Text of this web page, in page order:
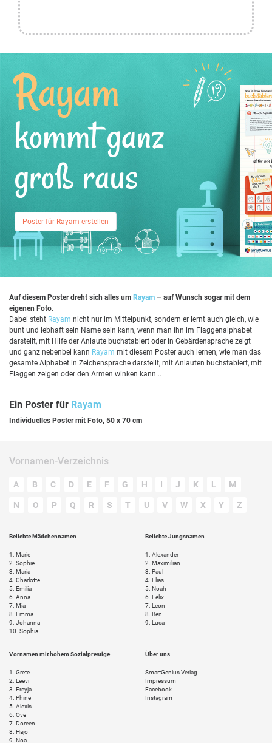
Rayam
kommt ganz
groß raus
Poster für Rayam erstellen
Auf diesem Poster dreht sich alles um Rayam – auf Wunsch sogar mit dem
eigenen Foto.
Dabei steht Rayam nicht nur im Mittelpunkt, sondern er lernt auch gleich, wie
bunt und lebhaft sein Name sein kann, wenn man ihn im Flaggenalphabet
darstellt, mit Hilfe der Anlaute buchstabiert oder in Gebärdensprache zeigt –
und ganz nebenbei kann Rayam mit diesem Poster auch lernen, wie man das
gesamte Alphabet in Zeichensprache darstellt, mit Anlauten buchstabiert, mit
Flaggen zeigen oder den Armen winken kann...
Ein Poster für Rayam
Individuelles Poster mit Foto, 50 x 70 cm
Vornamen-Verzeichnis
A B C D E F G H I J K L M
N O P Q R S T U V W X Y Z
Beliebte Mädchennamen
1. Marie
2. Sophie
3. Maria
4. Charlotte
5. Emilia
6. Anna
7. Mia
8. Emma
9. Johanna
10. Sophia
Beliebte Jungsnamen
1. Alexander
2. Maximilian
3. Paul
4. Elias
5. Noah
6. Felix
7. Leon
8. Ben
9. Luca
Vornamen mit hohem Sozialprestige
1. Grete
2. Leevi
3. Freyja
4. Phine
5. Alexis
6. Ove
7. Doreen
8. Hajo
9. Noa
Über uns
SmartGenius Verlag
Impressum
Facebook
Instagram